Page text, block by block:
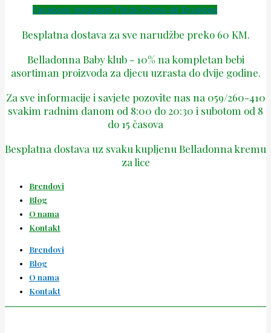
Facebook Instagram Tiktok Phone-alt Envelope
Besplatna dostava za sve narudžbe preko 60 KM.
Belladonna Baby klub - 10% na kompletan bebi
asortiman proizvoda za djecu uzrasta do dvije godine.
Za sve informacije i savjete pozovite nas na 059/260-410
svakim radnim danom od 8:00 do 20:30 i subotom od 8
do 15 časova
Besplatna dostava uz svaku kupljenu Belladonna kremu
za lice
Brendovi
Blog
O nama
Kontakt
Brendovi
Blog
O nama
Kontakt